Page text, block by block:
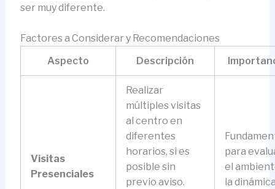
ser muy diferente.
Factores a Considerar y Recomendaciones
Aspecto
Descripción
Visitas
Presenciales
Realizar
múltiples visitas
al centro en
diferentes
horarios, si es
posible sin
previo aviso.
para
el
la